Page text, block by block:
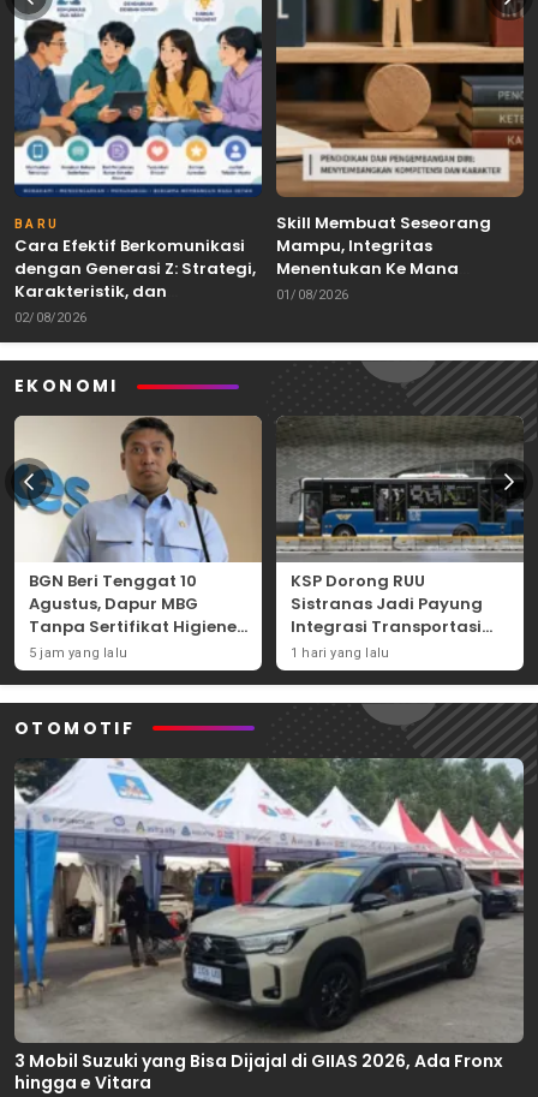
BARU
Cara Efektif Berkomunikasi
dengan Generasi Z: Strategi,
Karakteristik, dan
Tantangannya
02/08/2026
Skill Membuat Seseorang
Mampu, Integritas
Menentukan Ke Mana
Kemampuan Itu Dibawa
01/08/2026
EKONOMI
BGN Beri Tenggat 10
Agustus, Dapur MBG
Tanpa Sertifikat Higiene
Terancam Tutup
Permanen
5 jam yang lalu
KSP Dorong RUU
Sistranas Jadi Payung
Integrasi Transportasi
Massal Indonesia
1 hari yang lalu
OTOMOTIF
3 Mobil Suzuki yang Bisa Dijajal di GIIAS 2026, Ada Fronx
hingga e Vitara